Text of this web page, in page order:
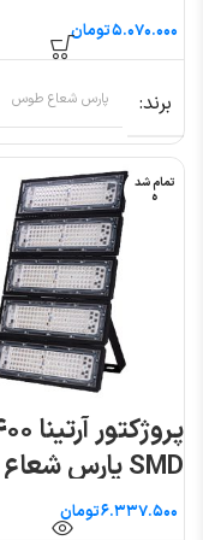
طوس تومان
برند پارس شعاع طوس
تمام شد
ه
SMD پارس شعاع
طوس
تومان